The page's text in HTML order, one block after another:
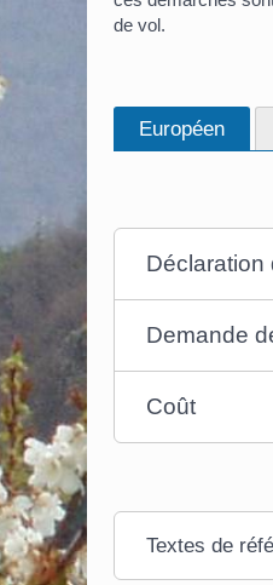
de vol.
Européen
Déclaration
Demande
Coût
Textes de